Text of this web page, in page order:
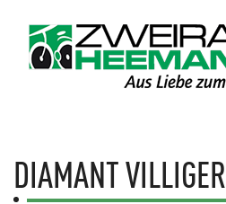
DIAMANTVILLIGER